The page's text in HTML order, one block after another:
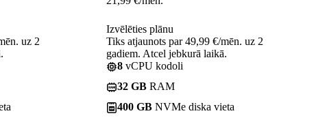
uz 2
Izvēlēties plānu
Tiks atjaunots par 49,99 €/mēn. uz 2
gadiem. Atcel jebkurā laikā.
8 vCPU kodoli
32 GB RAM
400 GB NVMe diska vieta